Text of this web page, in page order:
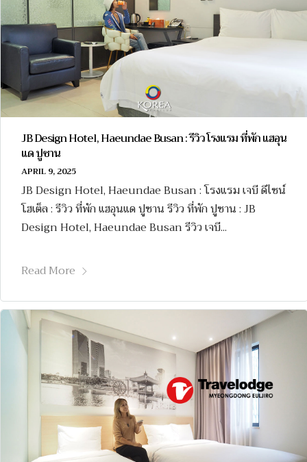
JB Design Hotel, Haeundae Busan : รีวิว โรงแรม ที่พัก แฮอุน
แด ปูซาน
APRIL 9, 2025
JB Design Hotel, Haeundae Busan : โรงแรม เจบี ดีไซน์
โฮเต็ล : รีวิว ที่พัก แฮอุนแด ปูซาน รีวิว ที่พัก ปูซาน : JB
Design Hotel, Haeundae Busan รีวิว เจบี...
Read More